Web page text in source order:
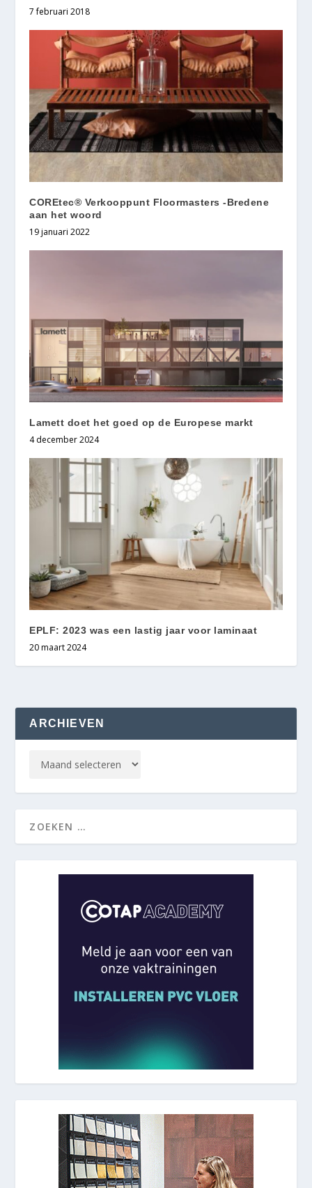
7 februari 2018
COREtec® Verkooppunt Floormasters -Bredene
aan het woord
19 januari 2022
Lamett doet het goed op de Europese markt
4 december 2024
EPLF: 2023 was een lastig jaar voor laminaat
20 maart 2024
ARCHIEVEN